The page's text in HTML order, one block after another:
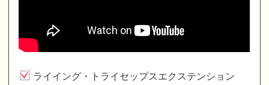
ライイング・トライセップスエクステンション